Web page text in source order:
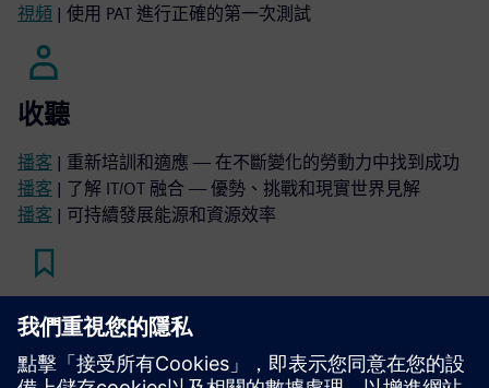
視頻 | 使用 PAT 進行正確的第一次測試
收聽
播客 | 重新培訓和適應 — 在不斷變化的勞動力中找到成功
播客 | 了解 IT/OT 融合 — 優勢、挑戰和現實世界見解
播客 | 可持續發展能源和資源效率
閱讀
電子書 | 通過可持續解決方案徹底改變您的汽車生產